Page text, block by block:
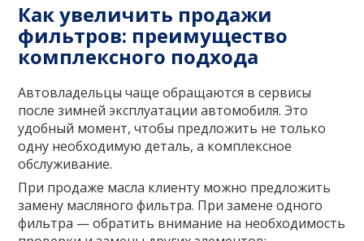
Как увеличить продажи
фильтров: преимущество
комплексного подхода
Автовладельцы чаще обращаются в сервисы
после зимней эксплуатации автомобиля. Это
удобный момент, чтобы предложить не только
одну необходимую деталь, а комплексное
обслуживание.
При продаже масла клиенту можно предложить
замену масляного фильтра. При замене одного
фильтра — обратить внимание на необходимость